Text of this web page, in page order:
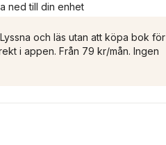
ned till din enhet
Lyssna och läs utan att köpa bok för
i appen. Från 79 kr/mån. Ingen